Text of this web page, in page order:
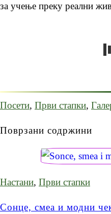
за учење преку реални
Посети, Први стапки,
Поврзани содржини
Настани, Први стапки
Сонце, смеа и модни